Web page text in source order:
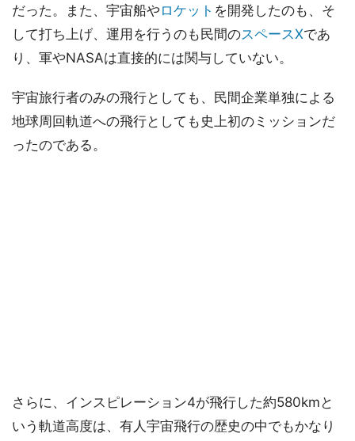
だった。また、宇宙船やロケット を開発したのも、そ
して打ち上げ、運用を行うのも民間のスペースXであ
り、軍やNASAは直接的には関与していない。
宇宙旅行者のみの飛行としても、民間企業単独による
地球周回軌道への飛行としても史上初のミッションだ
ったのである。
さらに、インスピレーション4が飛行した約580kmと
いう軌道高度は、有人宇宙飛行の歴史の中でもかなり